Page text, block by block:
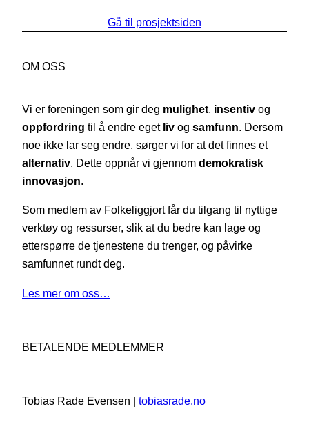
Gå til prosjektsiden
OM OSS
Vi er foreningen som gir deg mulighet, insentiv og
oppfordring til å endre eget liv og samfunn. Dersom
noe ikke lar seg endre, sørger vi for at det finnes et
alternativ. Dette oppnår vi gjennom demokratisk
innovasjon.
Som medlem av Folkeliggjort får du tilgang til nyttige
verktøy og ressurser, slik at du bedre kan lage og
etterspørre de tjenestene du trenger, og påvirke
samfunnet rundt deg.
Les mer om oss…
BETALENDE MEDLEMMER
Tobias Rade Evensen | tobiasrade.no